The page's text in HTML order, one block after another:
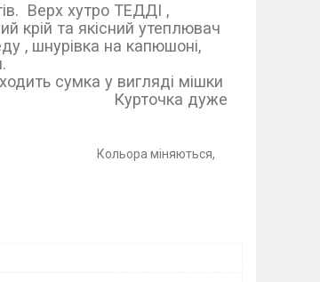
Верх хутро ТЕДДІ ,
крій та якісний утеплювач
, шнурівка на капюшоні,
на фіксатори.
мішки
дуже